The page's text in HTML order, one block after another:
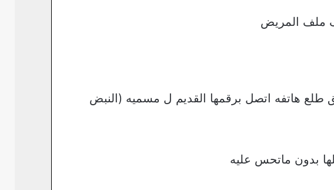
ملف المريض
هاتفه اتصل برقمها القديم ل مسميه (النبض
بدون ماتحس عليه